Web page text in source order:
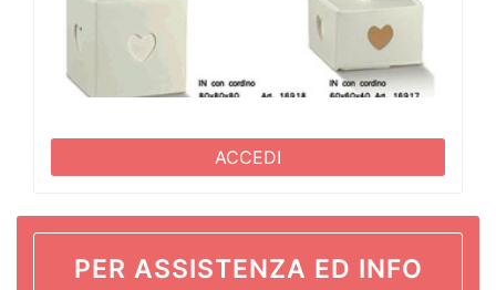
ACCEDI
PER ASSISTENZA ED INFO